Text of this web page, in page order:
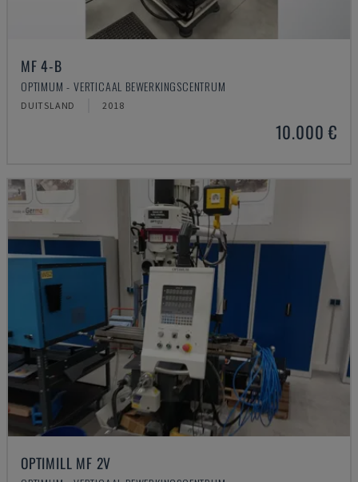
MF 4-B
OPTIMUM - VERTICAAL BEWERKINGSCENTRUM
DUITSLAND 2018
10.000 €
OPTIMILL MF 2V